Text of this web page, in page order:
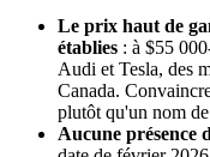
Le prix haut de
établies : à $55
Audi et Tesla, des
Canada.
plutôt qu'un nom
Aucune présence